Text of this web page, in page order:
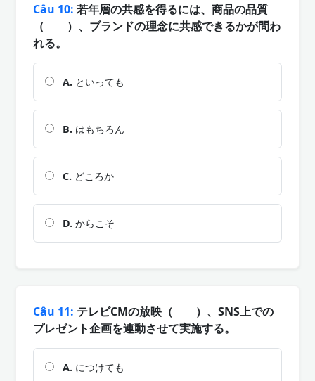
Câu 10: 若年層の共感を得るには、商品の品質
（ ）、ブランドの理念に共感できるかが問わ
れる。
A. といっても
B. はもちろん
C. どころか
D. からこそ
Câu 11: テレビCMの放映（ ）、SNS上での
プレゼント企画を連動させて実施する。
A. につけても